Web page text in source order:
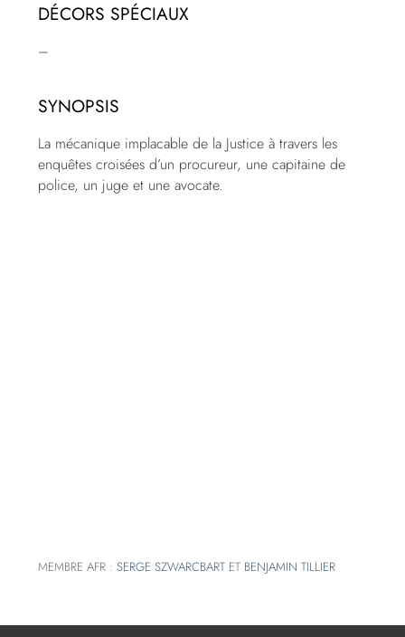
DÉCORS SPÉCIAUX
–
SYNOPSIS
La mécanique implacable de la Justice à travers les
enquêtes croisées d’un procureur, une capitaine de
police, un juge et une avocate.
MEMBRE AFR :SERGE SZWARCBART ET BENJAMIN TILLIER